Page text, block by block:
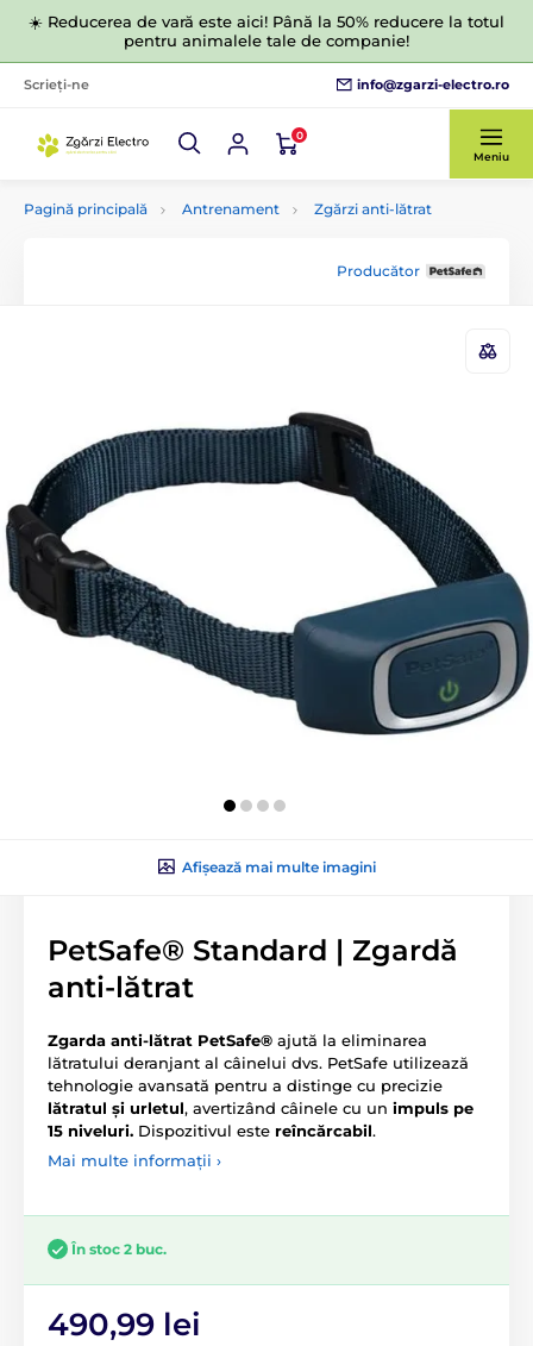
☀️ Reducerea de vară este aici! Până la 50% reducere la totul
pentru animalele tale de companie!
Scrieți-ne info@zgarzi-electro.ro
0
Meniu
Pagină principală Antrenament Zgărzi anti-lătrat
Producător
Afișează mai multe imagini
PetSafe® Standard | Zgardă
anti-lătrat
Zgarda anti-lătrat PetSafe® ajută la eliminarea
lătratului deranjant al câinelui dvs. PetSafe utilizează
tehnologie avansată pentru a distinge cu precizie
lătratul și urletul, avertizând câinele cu un impuls pe
15 niveluri. Dispozitivul este reîncărcabil.
Mai multe informații ›
În stoc 2 buc.
490,99 lei